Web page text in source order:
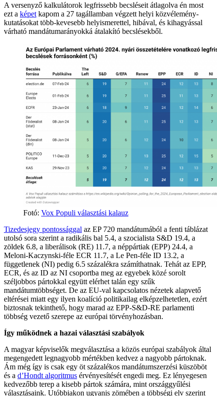
A versenyző kalkulátorok legfrissebb becsléseit átlagolva én most
ezt a képet kapom a 27 tagállamban végzett helyi közvélemény-
kutatásokat több-kevesebb helyismerettel, hibával, és kihagyással
várható mandátumarányokká átalakító becslésekből.
Fotó: Vox Populi választási kalauz
Tizedesjegy pontossággal az EP 720 mandátumából a fenti táblázat
utolsó sora szerint a radikális bal 5.4, a szocialista S&D 19.4, a
zöldek 6.8, a liberálisok (RE) 11.7, a néppártiak (EPP) 24.4, a
Meloni-Kaczynski-féle ECR 11.7, a Le Pen-féle ID 13.2, a
függetlenek (NI) pedig 6.5 százalékra számíthatnak. Tehát az EPP,
ECR, és az ID az NI csoportba meg az egyebek közé sorolt
széljobbos pártokkal együtt elérhet talán egy szűk
mandátumtöbbséget. De az EU-val kapcsolatos nézetek alapvető
eltérései miatt egy ilyen koalíció politikailag elképzelhetetlen, ezért
biztosnak tekinthető, hogy marad az EPP-S&D-RE parlamenti
többség vezető szerepe az európai törvényhozásban.
Így működnek a hazai választási szabályok
A magyar képviselők megválasztása a közös európai szabályok által
megengedett legnagyobb mértékben kedvez a nagyobb pártoknak.
Ám még így is csak egy öt százalékos mandátumszerzési küszöböt
és a d’Hondt algoritmus érvényesítését engedi meg. Ez lényegesen
kedvezőbb terep a kisebb pártok számára, mint országgyűlési
választásaink. Utóbbiakon ugyanis zömében a többségi elv szerint